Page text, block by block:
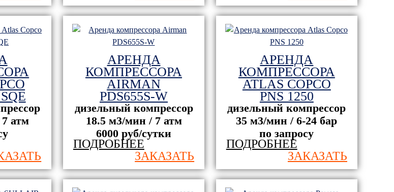
атм
АРЕНДА
КОМПРЕССОРА
AIRMAN
PDS655S-W
дизельный компрессор
18.5 м3/мин / 7 атм
6000 руб/сутки
ПОДРОБНЕЕ
ЗАКАЗАТЬ
АРЕНДА
КОМПРЕССОРА
ATLAS COPCO
PNS 1250
дизельный компрессор
35 м3/мин / 6-24 бар
по запросу
ПОДРОБНЕЕ
ЗАКАЗАТЬ